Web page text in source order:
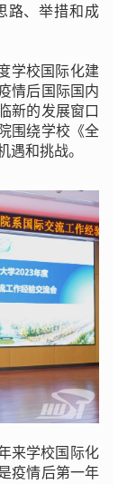
路、举措和成
学校国际化建
情后国际国内
新的发展窗口
围绕学校《全
遇和挑战。
来学校国际化
疫情后第一年